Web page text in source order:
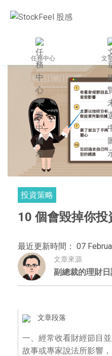
任務中心 文
投資策略
10 個會毀掉你
最近更新時間： 07
文章來源
副總裁的理財
文章段落
一、經常收看財經節目
故事或專家說法所影響